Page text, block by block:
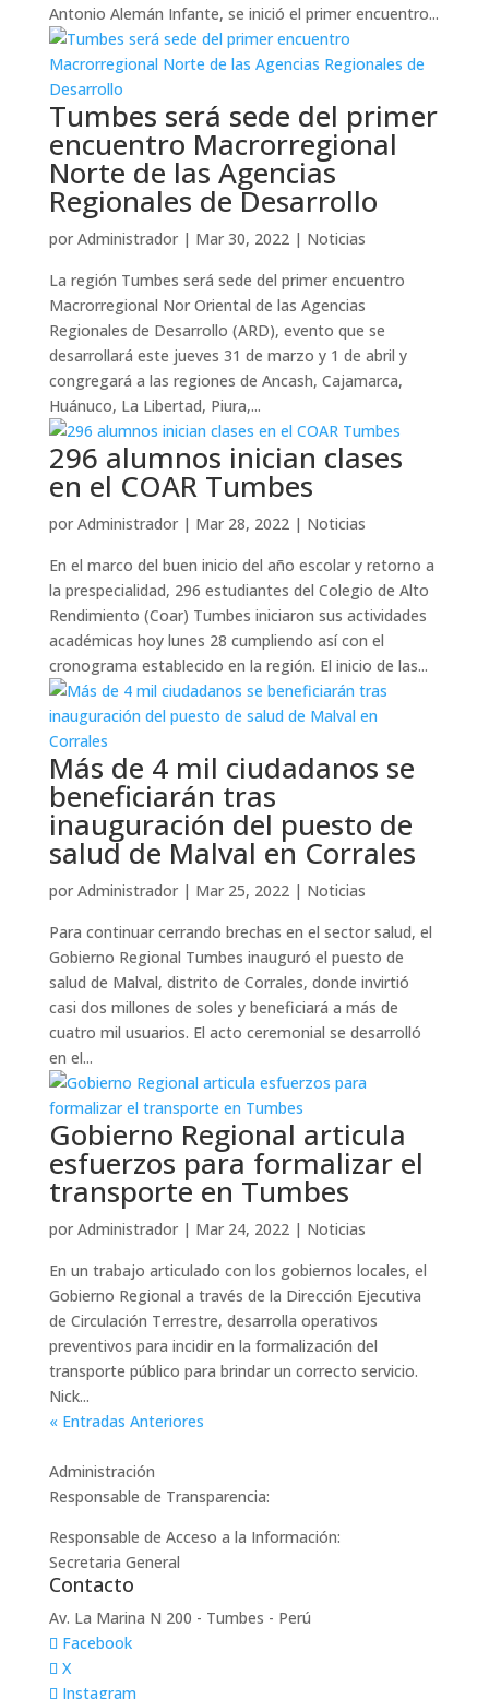
Antonio Alemán Infante, se inició el primer encuentro...
Tumbes será sede del primer
encuentro Macrorregional
Norte de las Agencias
Regionales de Desarrollo
por Administrador| Mar 30, 2022| Noticias
La región Tumbes será sede del primer encuentro
Macrorregional Nor Oriental de las Agencias
Regionales de Desarrollo (ARD), evento que se
desarrollará este jueves 31 de marzo y 1 de abril y
congregará a las regiones de Ancash, Cajamarca,
Huánuco, La Libertad, Piura,...
296 alumnos inician clases
en el COAR Tumbes
por Administrador| Mar 28, 2022| Noticias
En el marco del buen inicio del año escolar y retorno a
la prespecialidad, 296 estudiantes del Colegio de Alto
Rendimiento (Coar) Tumbes iniciaron sus actividades
académicas hoy lunes 28 cumpliendo así con el
cronograma establecido en la región. El inicio de las...
Más de 4 mil ciudadanos se
beneficiarán tras
inauguración del puesto de
salud de Malval en Corrales
por Administrador| Mar 25, 2022| Noticias
Para continuar cerrando brechas en el sector salud, el
Gobierno Regional Tumbes inauguró el puesto de
salud de Malval, distrito de Corrales, donde invirtió
casi dos millones de soles y beneficiará a más de
cuatro mil usuarios. El acto ceremonial se desarrolló
en el...
Gobierno Regional articula
esfuerzos para formalizar el
transporte en Tumbes
por Administrador| Mar 24, 2022| Noticias
En un trabajo articulado con los gobiernos locales, el
Gobierno Regional a través de la Dirección Ejecutiva
de Circulación Terrestre, desarrolla operativos
preventivos para incidir en la formalización del
transporte público para brindar un correcto servicio.
Nick...
« Entradas Anteriores
Administración
Responsable de Transparencia:
Responsable de Acceso a la Información:
Secretaria General
Contacto
Av. La Marina N 200 - Tumbes - Perú
Facebook
X
Instagram